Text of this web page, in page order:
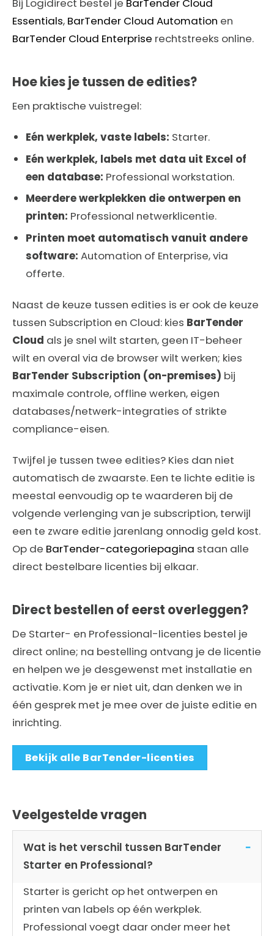
Essentials, BarTender Cloud Automation en
BarTender Cloud Enterprise rechtstreeks online.
Hoe kies je tussen de edities?
Een praktische vuistregel:
Eén werkplek, vaste labels: Starter.
Eén werkplek, labels met data uit Excel of
een database: Professional workstation.
Meerdere werkplekken die ontwerpen en
printen: Professional netwerklicentie.
Printen moet automatisch vanuit andere
software: Automation of Enterprise, via
offerte.
Naast de keuze tussen edities is er ook de keuze
tussen Subscription en Cloud: kies BarTender
Cloud als je snel wilt starten, geen IT-beheer
wilt en overal via de browser wilt werken; kies
BarTender Subscription (on-premises) bij
maximale controle, offline werken, eigen
databases/netwerk-integraties of strikte
compliance-eisen.
Twijfel je tussen twee edities? Kies dan niet
automatisch de zwaarste. Een te lichte editie is
meestal eenvoudig op te waarderen bij de
volgende verlenging van je subscription, terwijl
een te zware editie jarenlang onnodig geld kost.
Op de BarTender-categoriepagina staan alle
direct bestelbare licenties bij elkaar.
Direct bestellen of eerst overleggen?
De Starter- en Professional-licenties bestel je
direct online; na bestelling ontvang je de licentie
en helpen we je desgewenst met installatie en
activatie. Kom je er niet uit, dan denken we in
één gesprek met je mee over de juiste editie en
inrichting.
Bekijk alle BarTender-licenties
Veelgestelde vragen
Wat is het verschil tussen BarTender
Starter en Professional?
Starter is gericht op het ontwerpen en
printen van labels op één werkplek.
Professional voegt daar onder meer het